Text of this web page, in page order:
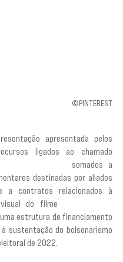
©PINTEREST
apresentada pelos
somados a
destinadas por aliados
a contratos relacionados à
do filme
estrutura de financiamento
sustentação do bolsonarismo
de 2022.